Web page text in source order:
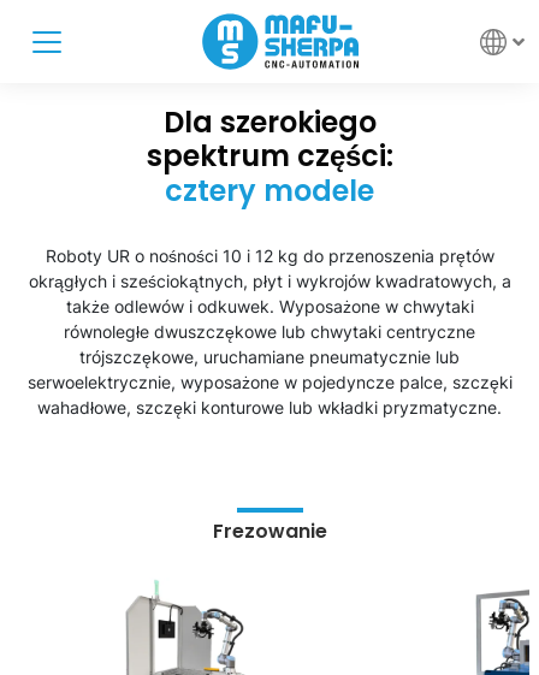
Dla szerokiego
spektrum części:
cztery modele
Roboty UR o nośności 10 i 12 kg do przenoszenia prętów
okrągłych i sześciokątnych, płyt i wykrojów kwadratowych, a
także odlewów i odkuwek. Wyposażone w chwytaki
równoległe dwuszczękowe lub chwytaki centryczne
trójszczękowe, uruchamiane pneumatycznie lub
serwoelektrycznie, wyposażone w pojedyncze palce, szczęki
wahadłowe, szczęki konturowe lub wkładki pryzmatyczne.
Frezowanie